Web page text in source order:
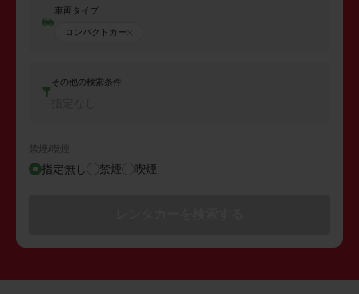
車両タイプ
コンパクトカー
その他の検索条件
禁煙/喫煙
指定無し 禁煙 喫煙